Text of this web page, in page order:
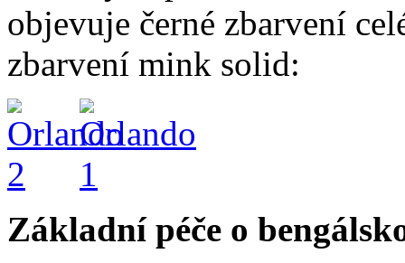
objevuje černé zbarvení
zbarvení mink solid:
Základní péče o